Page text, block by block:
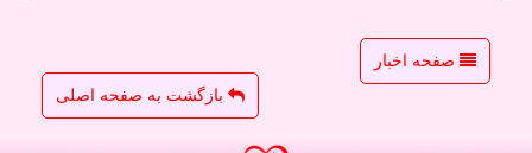
صفحه اخبار
بازگشت به صفحه اصلی